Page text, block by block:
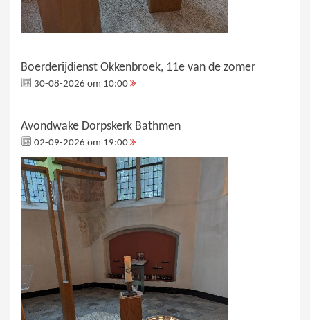
Boerderijdienst Okkenbroek, 11e van de zomer
30-08-2026 om 10:00
Avondwake Dorpskerk Bathmen
02-09-2026 om 19:00